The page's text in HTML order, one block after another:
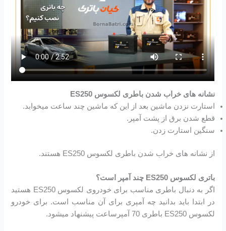
نشانه های خراب شدن باطری لکسوس ES250
استارت نزدن ماشین بعد از این که ماشین چند ساعت میخوابد.
قطع شدن برق از پشت آمپر.
سنگین استارت زدن.
از نشانه های خراب شدن باطری لکسوس ES250 هستند.
باتری لکسوس ES250 چند آمپر است؟
اگر به دنبال باطری مناسب برای خودروی لکسوس ES250 هستید
در ابتدا باید بدانید چه آمپری برای آن مناسب است. برای خودرو
لکسوس ES250 باطری 70 آمپرساعت پیشنهاد میشود.